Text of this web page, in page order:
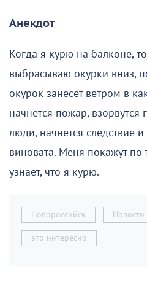
Анекдот
Когда я курю на балконе,
выбрасываю окурки вниз,
окурок занесет ветром в
начнется пожар, взорвутся
люди, начнется следствие и
виновата. Меня покажут по
узнает, что я курю.
Новороссийск
это интересно